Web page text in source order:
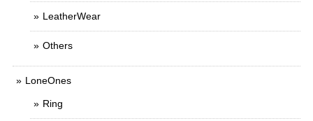
LeatherWear
Others
LoneOnes
Ring